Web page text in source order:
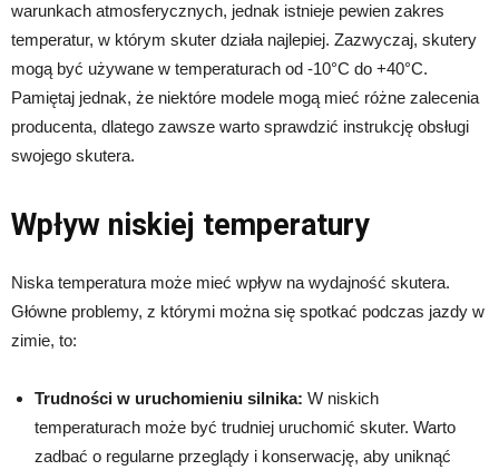
warunkach atmosferycznych, jednak istnieje pewien zakres
temperatur, w którym skuter działa najlepiej. Zazwyczaj, skutery
mogą być używane w temperaturach od -10°C do +40°C.
Pamiętaj jednak, że niektóre modele mogą mieć różne zalecenia
producenta, dlatego zawsze warto sprawdzić instrukcję obsługi
swojego skutera.
Wpływ niskiej temperatury
Niska temperatura może mieć wpływ na wydajność skutera.
Główne problemy, z którymi można się spotkać podczas jazdy w
zimie, to:
Trudności w uruchomieniu silnika: W niskich
temperaturach może być trudniej uruchomić skuter. Warto
zadbać o regularne przeglądy i konserwację, aby uniknąć